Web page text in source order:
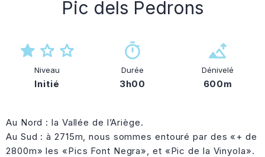
Pic dels Pedrons
Niveau
Initié
Durée
3h00
Dénivelé
600m
Au Nord : la Vallée de l’Ariège.
Au Sud : à 2715m, nous sommes entouré par des «+ de
2800m» les «Pics Font Negra», et «Pic de la Vinyola».